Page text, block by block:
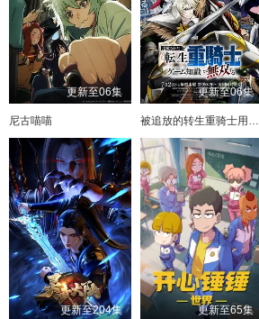
更新至06集
尼古喵喵
更新至06集
被追放的转生重骑士用游戏知识开无双
更新至204集 更新至65集